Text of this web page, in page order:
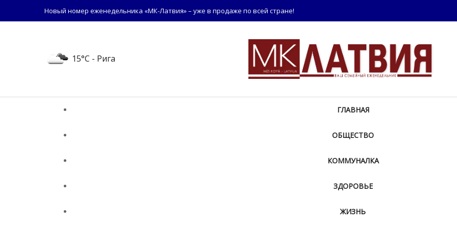
Новый номер еженедельника «МК-Латвия» – уже в продаже по всей стране!
15°C - Рига
ГЛАВНАЯ
ОБЩЕСТВО
КОММУНАЛКА
ЗДОРОВЬЕ
ЖИЗНЬ